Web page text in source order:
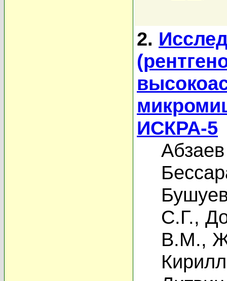
2.
ИСКРА-5
С.Г.,
В.М.,